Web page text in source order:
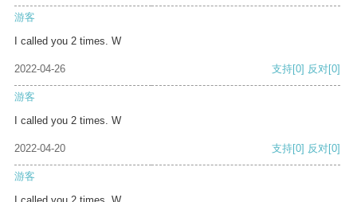
游客
I called you 2 times. W
2022-04-26 支持[0] 反对[0]
游客
I called you 2 times. W
2022-04-20 支持[0] 反对[0]
游客